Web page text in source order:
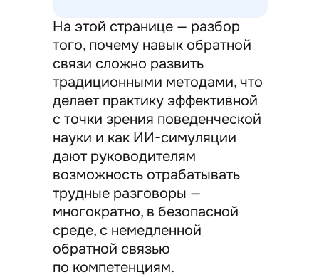
На этой странице — разбор
того, почему навык обратной
связи сложно развить
традиционными методами, что
делает практику эффективной
с точки зрения поведенческой
науки и как ИИ-симуляции
дают руководителям
возможность отрабатывать
трудные разговоры —
многократно, в безопасной
среде, с немедленной
обратной связью
по компетенциям.